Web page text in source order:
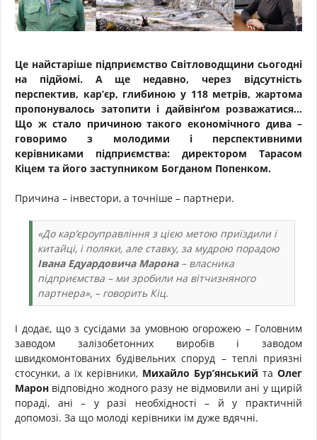
Це найстаріше підприємство Світловодщини сьогодні
на підйомі. А ще недавно, через відсутність
перспектив, кар’єр, глибиною у 118 метрів, жартома
пропонувалось затопити і дайвінґом розважатися...
Що ж стало причиною такого економічного дива –
говоримо з молодими і перспективними
керівниками підприємства: директором Тарасом
Кіцем та його заступником Богданом Попенком.
Причина – інвестори, а точніше – партнери.
«До кар’єроуправління з цією метою приїздили і
китайці, і поляки, але ставку, за мудрою порадою
Івана Едуардовича Марона– власника
підприємства – ми зробили на вітчизняного
партнера», – говорить Кіц.
І додає, що з сусідами за умовною огорожею – Головним
заводом залізобетонних виробів і заводом
швидкомонтованих будівельних споруд – теплі приязні
стосунки, а їх керівники, Михайло Бур’янський та Олег
Марон відповідно жодного разу не відмовили ані у щирій
пораді, ані – у разі необхідності – й у практичній
допомозі. За що молоді керівники їм дуже вдячні.